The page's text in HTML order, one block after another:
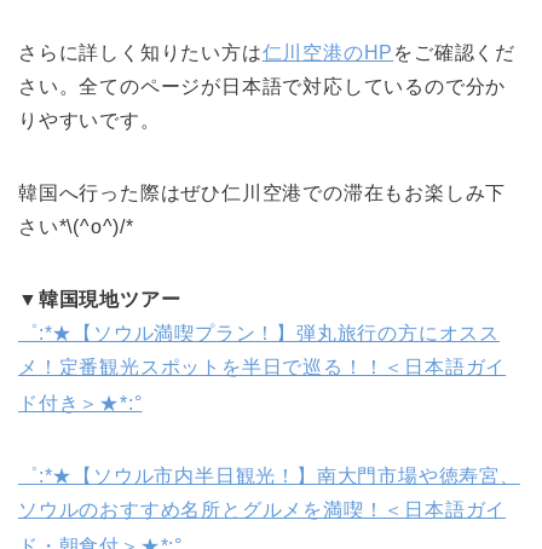
さらに詳しく知りたい方は仁川空港のHP をご確認くだ
さい。全てのページが日本語で対応しているので分か
りやすいです。
韓国へ行った際はぜひ仁川空港での滞在もお楽しみ下
さい*\(^o^)/*
▼韓国現地ツアー
゜:*★【ソウル満喫プラン！】弾丸旅行の方にオスス
メ！定番観光スポットを半日で巡る！！＜日本語ガイ
ド付き＞★*:°
゜:*★【ソウル市内半日観光！】南大門市場や徳寿宮、
ソウルのおすすめ名所とグルメを満喫！＜日本語ガイ